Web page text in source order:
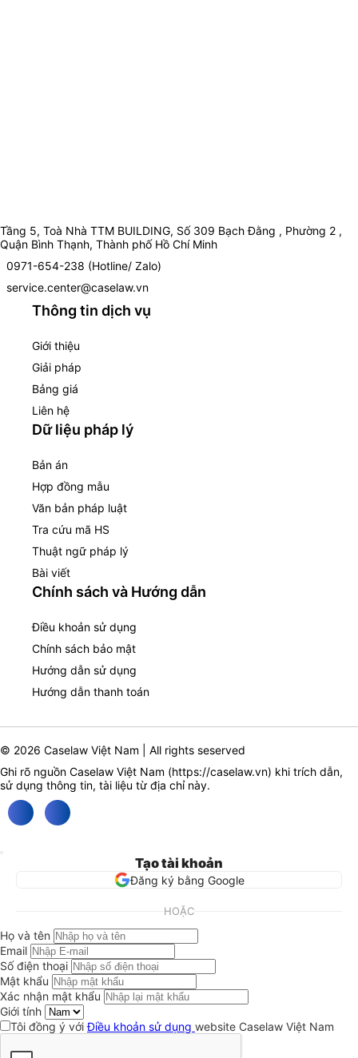
Tầng 5, Toà Nhà TTM BUILDING, Số 309 Bạch Đằng , Phường 2 ,
Quận Bình Thạnh, Thành phố Hồ Chí Minh
0971-654-238 (Hotline/ Zalo)
service.center@caselaw.vn
Thông tin dịch vụ
Giới thiệu
Giải pháp
Bảng giá
Liên hệ
Dữ liệu pháp lý
Bản án
Hợp đồng mẫu
Văn bản pháp luật
Tra cứu mã HS
Thuật ngữ pháp lý
Bài viết
Chính sách và Hướng dẫn
Điều khoản sử dụng
Chính sách bảo mật
Hướng dẫn sử dụng
Hướng dẫn thanh toán
© 2026 Caselaw Việt Nam | All rights seserved
Ghi rõ nguồn Caselaw Việt Nam (https://caselaw.vn) khi trích dẫn,
sử dụng thông tin, tài liệu từ địa chỉ này.
Tạo tài khoản
Đăng ký bằng Google
HOẶC
Họ và tên
Email
Số điện thoại
Mật khẩu
Xác nhận mật khẩu
Giới tính
Tôi đồng ý vớiĐiều khoản sử dụng website Caselaw Việt Nam